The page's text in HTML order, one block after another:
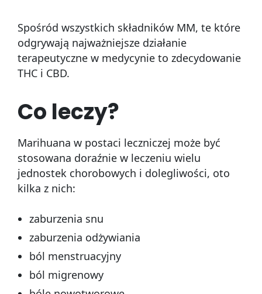
Spośród wszystkich składników MM, te które
odgrywają najważniejsze działanie
terapeutyczne w medycynie to zdecydowanie
THC i CBD.
Co leczy?
Marihuana w postaci leczniczej może być
stosowana doraźnie w leczeniu wielu
jednostek chorobowych i dolegliwości, oto
kilka z nich:
zaburzenia snu
zaburzenia odżywiania
ból menstruacyjny
ból migrenowy